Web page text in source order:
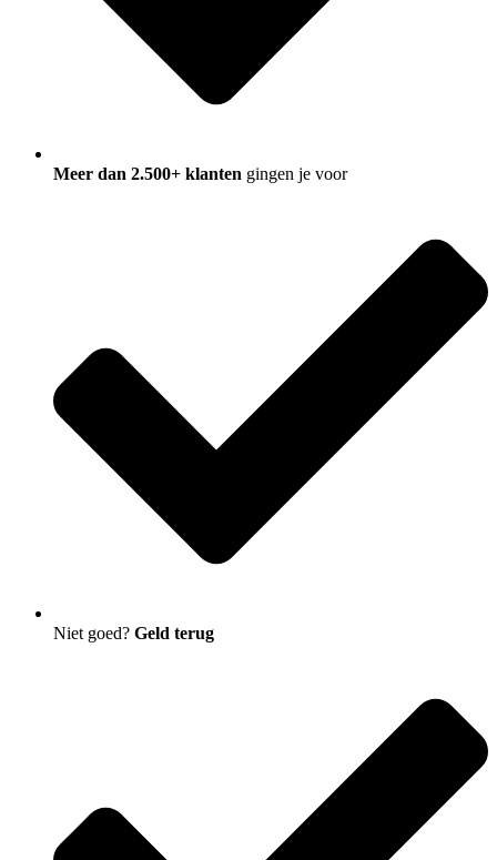
Meer dan 2.500+ klanten gingen je voor
Niet goed? Geld terug